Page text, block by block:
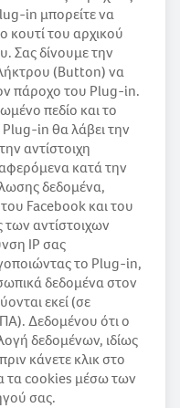
in μπορείτε να
κουτί του αρχικού
Σας δίνουμε την
(Button) να
πάροχο του Plug-in.
πεδίο και το
in θα λάβει την
αντίστοιχη
κατά την
δεδομένα,
Facebook και του
αντίστοιχων
IP σας
το Plug-in,
δεδομένα στον
εκεί (σε
Δεδομένου ότι ο
δεδομένων, ιδίως
κάνετε κλικ στο
τα cookies μέσω των
σας.